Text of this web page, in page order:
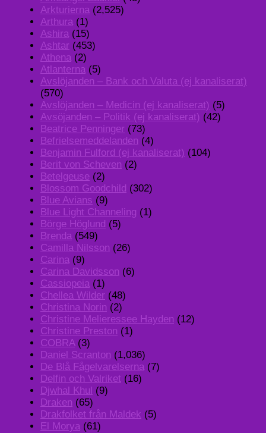
Arkturierna (2,525)
Arthura (1)
Ashira (15)
Ashtar (453)
Athena (2)
Atlanterna (5)
Avslöjanden – Bank och Valuta (ej kanaliserat)
(570)
Avslöjanden – Medicin (ej kanaliserat) (5)
Avsöjanden – Politik (ej kanaliserat) (42)
Beatrice Penninger (73)
Befrielsemeddelanden (4)
Benjamin Fulford (ej kanaliserat) (104)
Berit von Scheven (2)
Betelgeuse (2)
Blossom Goodchild (302)
Blue Avians (9)
Blue Light Channeling (1)
Börge Höglund (5)
Brenda (549)
Camilla Nilsson (26)
Carina (9)
Carina Davidsson (6)
Cassiopeia (1)
Chellea Wilder (48)
Christina Norin (2)
Christine Melieressee Hayden (12)
Christine Preston (1)
COBRA(3)
Daniel Scranton (1,036)
De Blå Fågelvarelserna (7)
Delfin och Valriket (16)
Djwhal Khul (9)
Draken (65)
Drakfolket från Maldek (5)
El Morya (61)